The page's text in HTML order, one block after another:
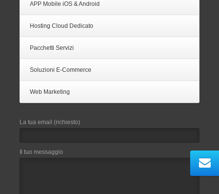
APP Mobile iOS & Android
Hosting Cloud Dedicato
Pacchetti Servizi
Soluzioni E-Commerce
Web Marketing
La tua email (richiesto)
Il tuo messaggio